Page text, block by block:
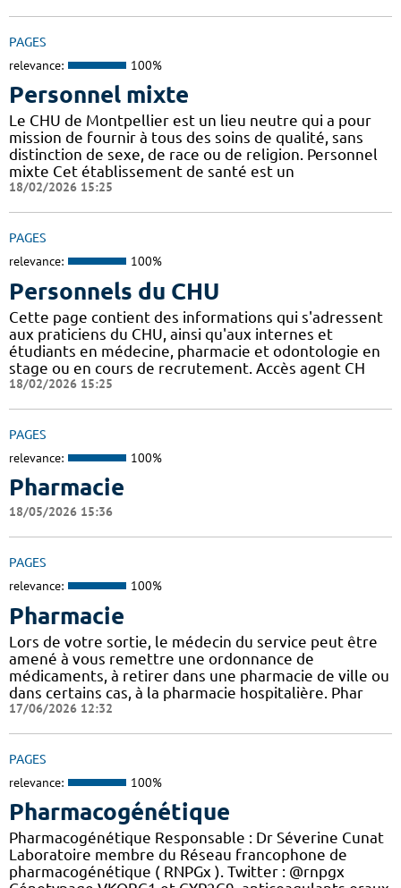
PAGES
relevance: 100%
Personnel mixte
Le CHU de Montpellier est un lieu neutre qui a pour
mission de fournir à tous des soins de qualité, sans
distinction de sexe, de race ou de religion. Personnel
mixte Cet établissement de santé est un
18/02/2026 15:25
PAGES
relevance: 100%
Personnels du CHU
Cette page contient des informations qui s'adressent
aux praticiens du CHU, ainsi qu'aux internes et
étudiants en médecine, pharmacie et odontologie en
stage ou en cours de recrutement. Accès agent CH
18/02/2026 15:25
PAGES
relevance: 100%
Pharmacie
18/05/2026 15:36
PAGES
relevance: 100%
Pharmacie
Lors de votre sortie, le médecin du service peut être
amené à vous remettre une ordonnance de
médicaments, à retirer dans une pharmacie de ville ou
dans certains cas, à la pharmacie hospitalière. Phar
17/06/2026 12:32
PAGES
relevance: 100%
Pharmacogénétique
Pharmacogénétique Responsable : Dr Séverine Cunat
Laboratoire membre du Réseau francophone de
pharmacogénétique ( RNPGx ). Twitter : @rnpgx